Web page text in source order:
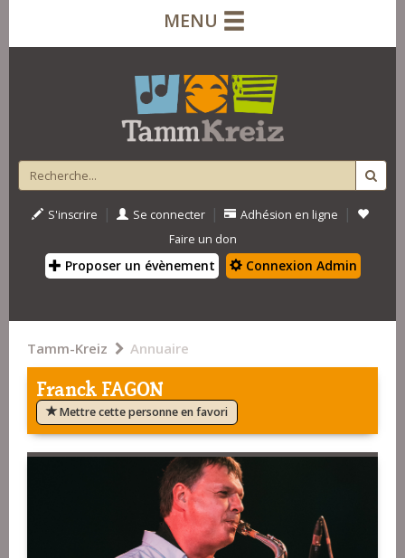
MENU
S'inscrire | Se connecter | Adhésion en ligne |
Faire un don
Proposer un évènement Connexion Admin
Tamm-Kreiz Annuaire
Franck FAGON
Mettre cette personne en favori